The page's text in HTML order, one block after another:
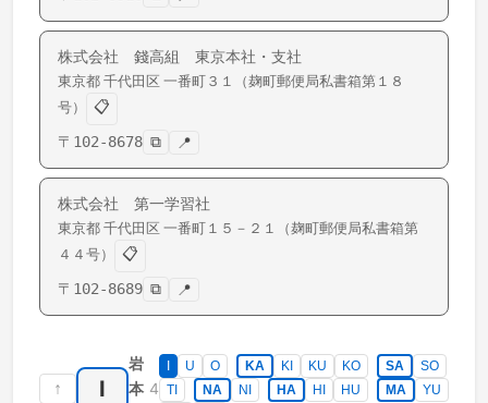
株式会社 錢高組 東京本社・支社
東京都 千代田区 一番町 ３１（麹町郵便局私書箱第１８
号）
📋
〒 102-8678 ⧉ 📍
株式会社 第一学習社
東京都 千代田区 一番町 １５－２１（麹町郵便局私書箱第
４４号）
📋
〒 102-8689 ⧉ 📍
↑ I
岩
本 4
I U O KA KI KU KO SA
SO
TI
NA NI HA HI HU MA
YU